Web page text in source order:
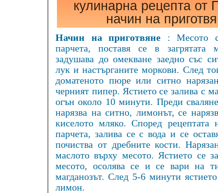
кулинарна рецепта от
начин на
Начин на приготвяне : Месото
парчета, поставя се в загрятата
задушава до омекване заедно със
лук и настърганите моркови. След
доматеното пюре или ситно
черният пипер. Ястието се залива с
огън около 10 минути. Преди
нарязва на ситно, лимонът, се
киселото мляко. Според
парчета, залива се с вода и се
почиства от дребните кости.
маслото върху месото. Ястието се
месото, осолява се и се вари на
магданозът. След 5-6 минути
лимон.